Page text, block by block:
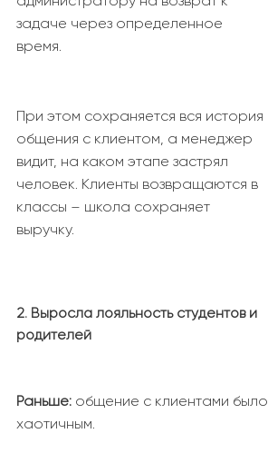
задаче через определенное
время.
При этом сохраняется вся история
общения с клиентом, а менеджер
видит, на каком этапе застрял
человек. Клиенты возвращаются в
классы – школа сохраняет
выручку.
2. Выросла лояльность студентов и
родителей
Раньше: общение с клиентами было
хаотичным.